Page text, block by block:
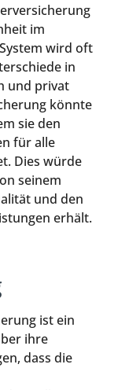
im
wird oft
in
und privat
könnte
sie den
für alle
Dies würde
seinem
und den
erhält.
ist ein
ihre
dass die